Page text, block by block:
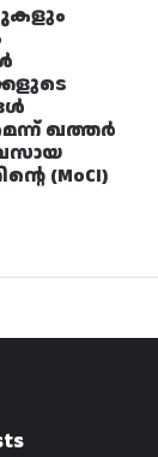
ഖത്തർ
(MoCI)